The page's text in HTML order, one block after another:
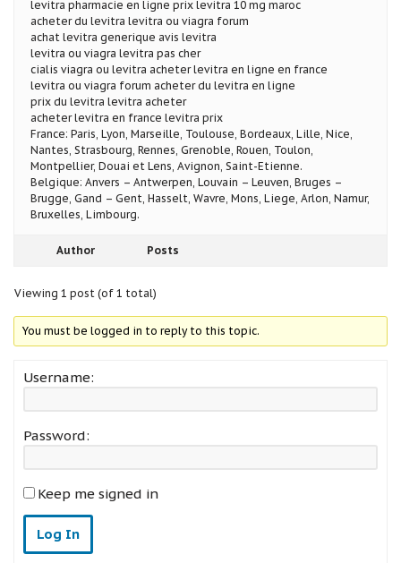
levitra pharmacie en ligne prix levitra 10 mg maroc
acheter du levitra levitra ou viagra forum
achat levitra generique avis levitra
levitra ou viagra levitra pas cher
cialis viagra ou levitra acheter levitra en ligne en france
levitra ou viagra forum acheter du levitra en ligne
prix du levitra levitra acheter
acheter levitra en france levitra prix
France: Paris, Lyon, Marseille, Toulouse, Bordeaux, Lille, Nice,
Nantes, Strasbourg, Rennes, Grenoble, Rouen, Toulon,
Montpellier, Douai et Lens, Avignon, Saint-Etienne.
Belgique: Anvers – Antwerpen, Louvain – Leuven, Bruges –
Brugge, Gand – Gent, Hasselt, Wavre, Mons, Liege, Arlon, Namur,
Bruxelles, Limbourg.
Author Posts
Viewing 1 post (of 1 total)
You must be logged in to reply to this topic.
Username:
Password:
Keep me signed in
Log In